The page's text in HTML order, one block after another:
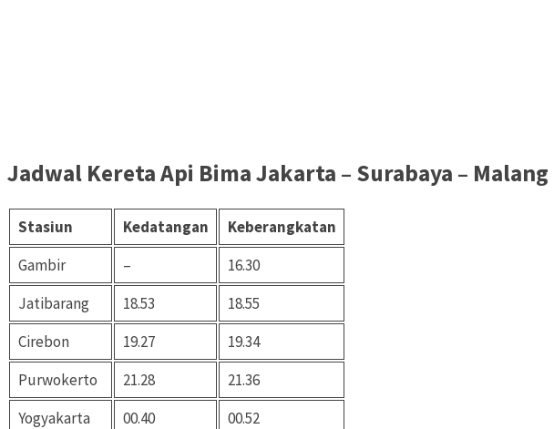
Jadwal Kereta Api Bima Jakarta – Surabaya – Malang
Stasiun Kedatangan
Keberangkatan
Gambir
–
16.30
Jatibarang
18.53
18.55
Cirebon
19.27
19.34
Purwokerto
21.28
21.36
Yogyakarta
00.40
00.52